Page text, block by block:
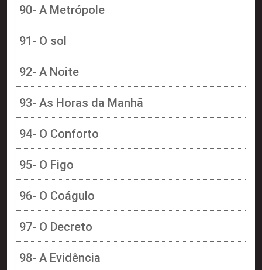
90- A Metrópole
91- O sol
92- A Noite
93- As Horas da Manhã
94- O Conforto
95- O Figo
96- O Coágulo
97- O Decreto
98- A Evidência